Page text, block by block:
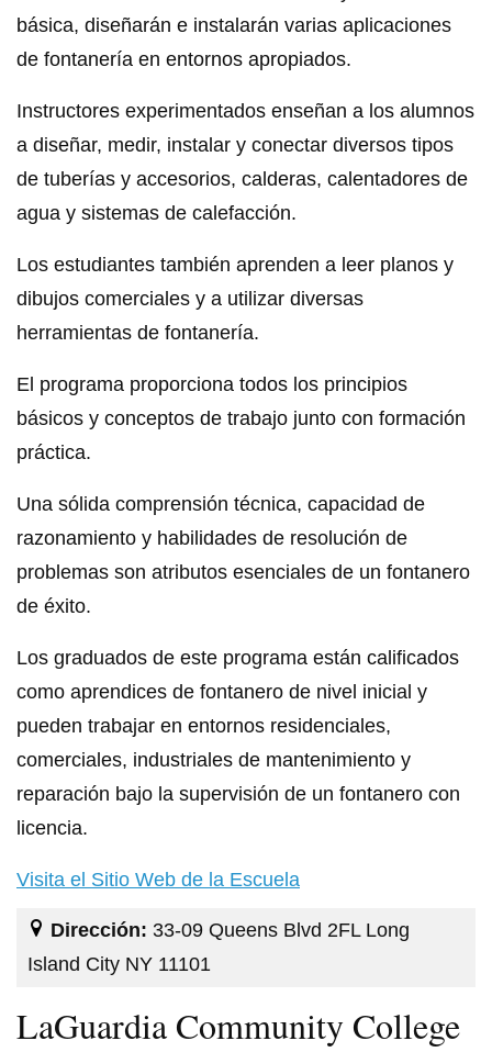
básica, diseñarán e instalarán varias aplicaciones
de fontanería en entornos apropiados.
Instructores experimentados enseñan a los alumnos
a diseñar, medir, instalar y conectar diversos tipos
de tuberías y accesorios, calderas, calentadores de
agua y sistemas de calefacción.
Los estudiantes también aprenden a leer planos y
dibujos comerciales y a utilizar diversas
herramientas de fontanería.
El programa proporciona todos los principios
básicos y conceptos de trabajo junto con formación
práctica.
Una sólida comprensión técnica, capacidad de
razonamiento y habilidades de resolución de
problemas son atributos esenciales de un fontanero
de éxito.
Los graduados de este programa están calificados
como aprendices de fontanero de nivel inicial y
pueden trabajar en entornos residenciales,
comerciales, industriales de mantenimiento y
reparación bajo la supervisión de un fontanero con
licencia.
Visita el Sitio Web de la Escuela
Dirección: 33-09 Queens Blvd 2FL Long
Island City NY 11101
LaGuardia Community College